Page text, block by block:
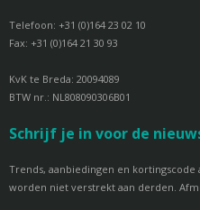
Telefoon: +31 (0)164 23 02 10
Fax: +31 (0)164 21 30 93
KvK te Breda: 20094089
BTW nr.: NL808090306B01
Schrijf je in voor de
Trends, aanbiedingen en kortingscode
worden niet verstrekt aan derden.